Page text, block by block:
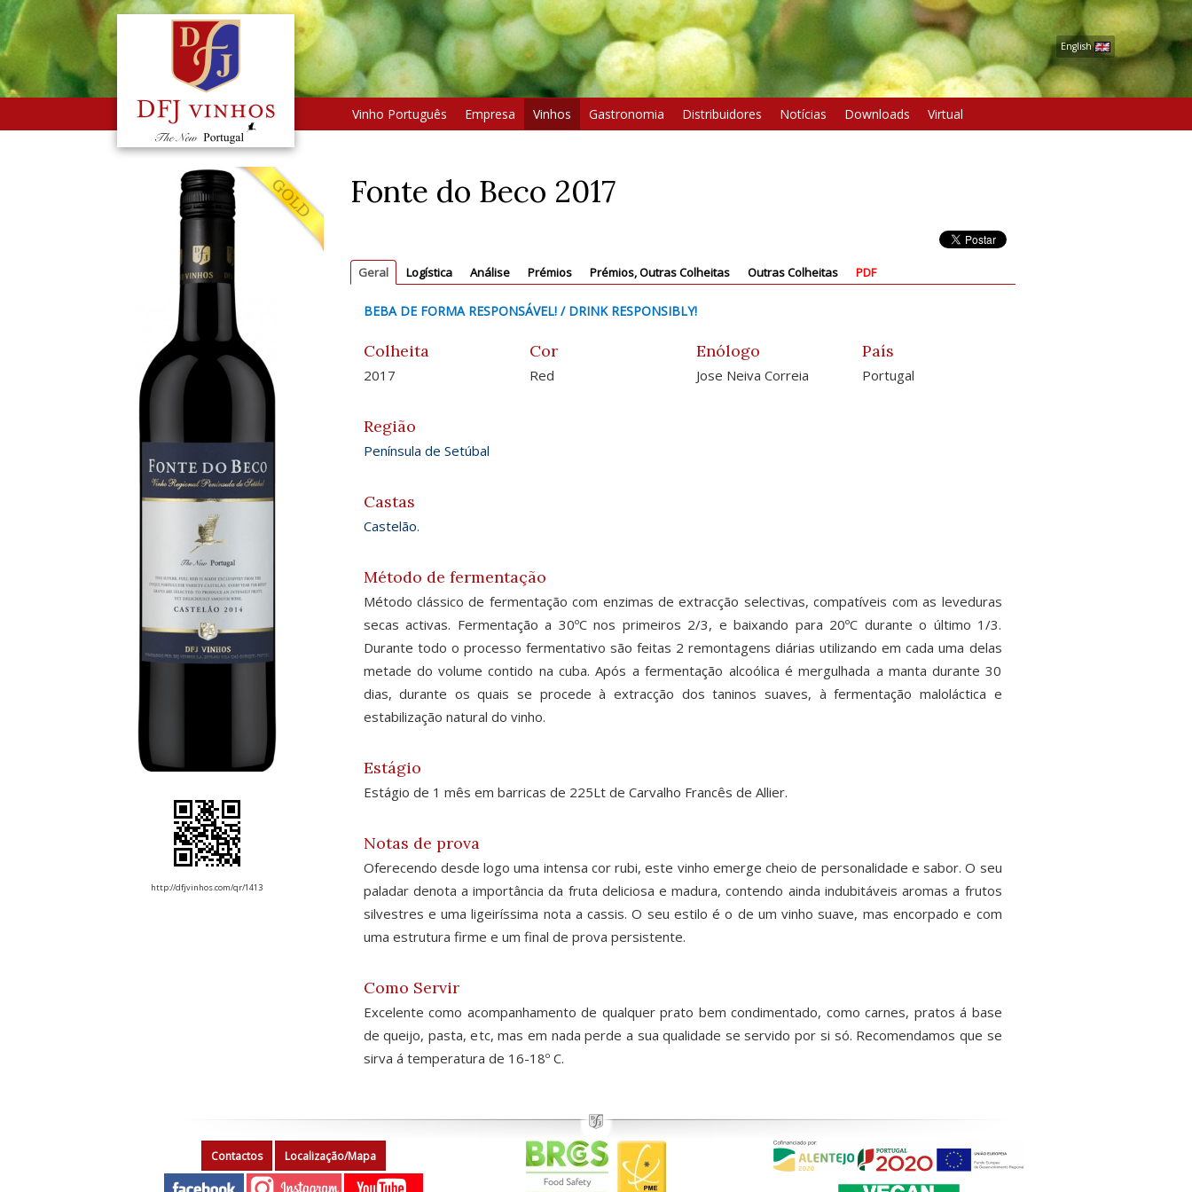
English
Vinho Português Empresa Vinhos Gastronomia Distribuidores Notícias Downloads Virtual
http://dfjvinhos.com/qr/1413
Fonte do Beco 2017
Geral Logística Análise Prémios Prémios, Outras Colheitas Outras Colheitas PDF
BEBA DE FORMA RESPONSÁVEL! / DRINK RESPONSIBLY!
Colheita
2017
Cor
Red
Enólogo
Jose Neiva Correia
País
Portugal
Região
Península de Setúbal
Castas
Castelão.
Método de fermentação
Método clássico de fermentação com enzimas de extracção selectivas, compatíveis com as leveduras
secas activas. Fermentação a 30ºC nos primeiros 2/3, e baixando para 20ºC durante o último 1/3.
Durante todo o processo fermentativo são feitas 2 remontagens diárias utilizando em cada uma delas
metade do volume contido na cuba. Após a fermentação alcoólica é mergulhada a manta durante 30
dias, durante os quais se procede à extracção dos taninos suaves, à fermentação maloláctica e
estabilização natural do vinho.
Estágio
Estágio de 1 mês em barricas de 225Lt de Carvalho Francês de Allier.
Notas de prova
Oferecendo desde logo uma intensa cor rubi, este vinho emerge cheio de personalidade e sabor. O seu
paladar denota a importância da fruta deliciosa e madura, contendo ainda indubitáveis aromas a frutos
silvestres e uma ligeiríssima nota a cassis. O seu estilo é o de um vinho suave, mas encorpado e com
uma estrutura firme e um final de prova persistente.
Como Servir
Excelente como acompanhamento de qualquer prato bem condimentado, como carnes, pratos á base
de queijo, pasta, etc, mas em nada perde a sua qualidade se servido por si só. Recomendamos que se
sirva á temperatura de 16-18º C.
Contactos Localização/Mapa